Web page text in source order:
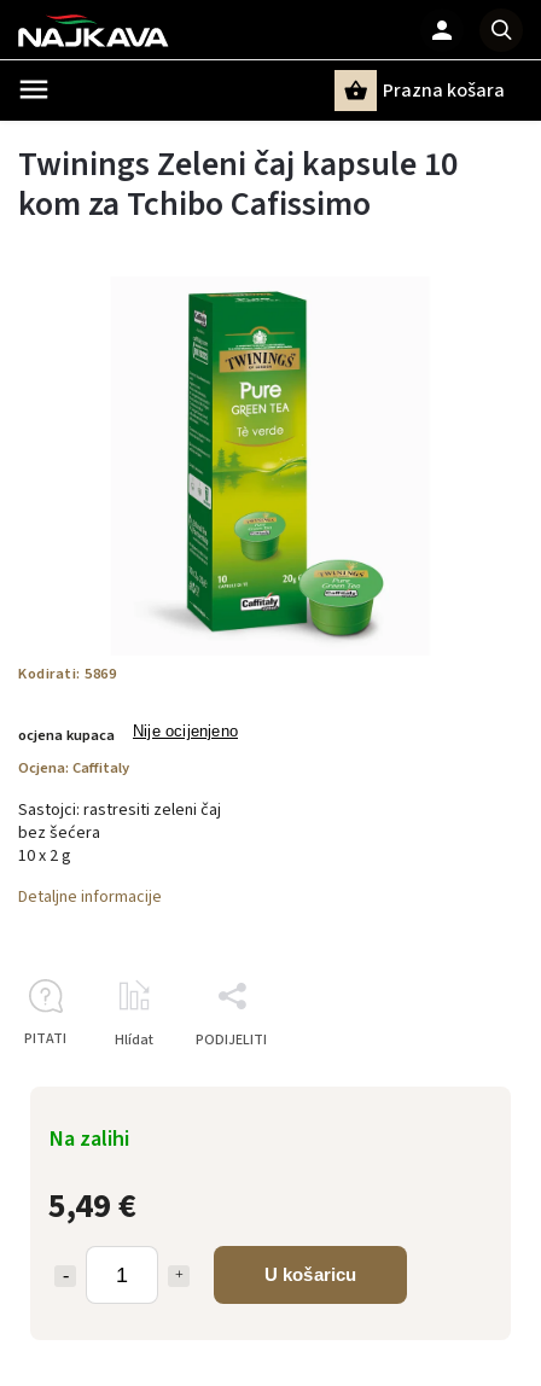
Prazna košara
Twinings Zeleni čaj kapsule 10
kom za Tchibo Cafissimo
Kodirati: 5869
ocjena kupaca Nije ocijenjeno
Ocjena: Caffitaly
5,49 €
U košaricu
Na zalihi
Sastojci: rastresiti zeleni čaj
bez šećera
10 x 2 g
Detaljne informacije
PITATI Hlídat PODIJELITI